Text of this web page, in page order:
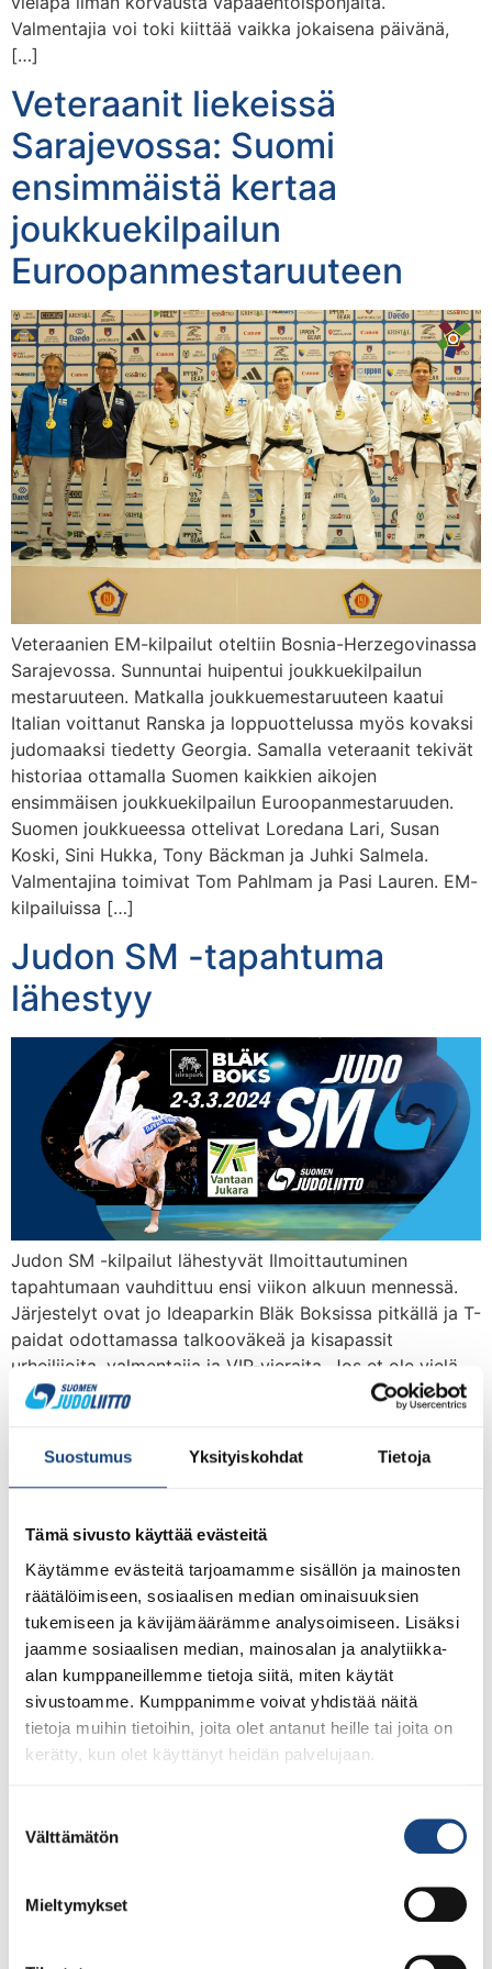
Suostumus Yksityiskohdat Tietoja
Tämä sivusto käyttää evästeitä
Käytämme evästeitä tarjoamamme sisällön ja mainosten
räätälöimiseen, sosiaalisen median ominaisuuksien
tukemiseen ja kävijämäärämme analysoimiseen. Lisäksi
jaamme sosiaalisen median, mainosalan ja analytiikka-
alan kumppaneillemme tietoja siitä, miten käytät
sivustoamme. Kumppanimme voivat yhdistää näitä
tietoja muihin tietoihin, joita olet antanut heille tai joita on
kerätty, kun olet käyttänyt heidän palvelujaan.
valinta
Välttämätön
Mieltymykset
Valmentajia voi toki kiittää vaikka jokaisena päivänä,
[…]
Veteraanit liekeissä
Sarajevossa: Suomi
ensimmäistä kertaa
joukkuekilpailun
Euroopanmestaruuteen
Veteraanien EM-kilpailut oteltiin Bosnia-Herzegovinassa
Sarajevossa. Sunnuntai huipentui joukkuekilpailun
mestaruuteen. Matkalla joukkuemestaruuteen kaatui
Italian voittanut Ranska ja loppuottelussa myös kovaksi
judomaaksi tiedetty Georgia. Samalla veteraanit tekivät
historiaa ottamalla Suomen kaikkien aikojen
ensimmäisen joukkuekilpailun Euroopanmestaruuden.
Suomen joukkueessa ottelivat Loredana Lari, Susan
Koski, Sini Hukka, Tony Bäckman ja Juhki Salmela.
Valmentajina toimivat Tom Pahlmam ja Pasi Lauren. EM-
kilpailuissa […]
Judon SM -tapahtuma
lähestyy
Judon SM -kilpailut lähestyvät Ilmoittautuminen
tapahtumaan vauhdittuu ensi viikon alkuun mennessä.
Järjestelyt ovat jo Ideaparkin Bläk Boksissa pitkällä ja T-
paidat odottamassa talkooväkeä ja kisapassit
urheilijoita, valmentajia ja VIP-vieraita. Jos et ole vielä
ilmoittautunut tapahtumaan, niin tee se pian. Yleisö
hintaan 15 e/hlö. Kaikki alle 12-vuotiaat pääsevät
Eurometropole Masters
2024 – Veteraanit ottelivat
Ranskassa